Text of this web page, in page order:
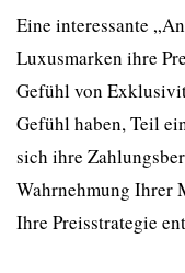
Eine interessante
Luxusmarken ihre
Gefühl von
Gefühl haben, Teil
sich ihre
Wahrnehmung Ihrer
Ihre Preisstrategie